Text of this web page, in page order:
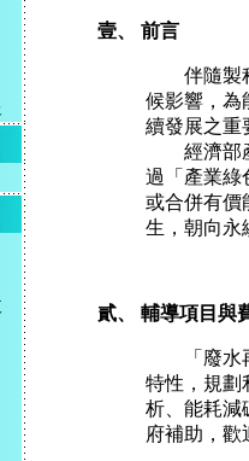
壹、 前言
伴隨製程
候影響，為
續發展之重
經濟部產
過「產業綠
或合併有價
生，朝向永
貳、 輔導項目與
「廢水再
特性，規劃
析、能耗減
府補助，歡